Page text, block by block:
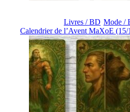
Livres / BD Mode /
Calendrier de l’Avent MaXoE (15/